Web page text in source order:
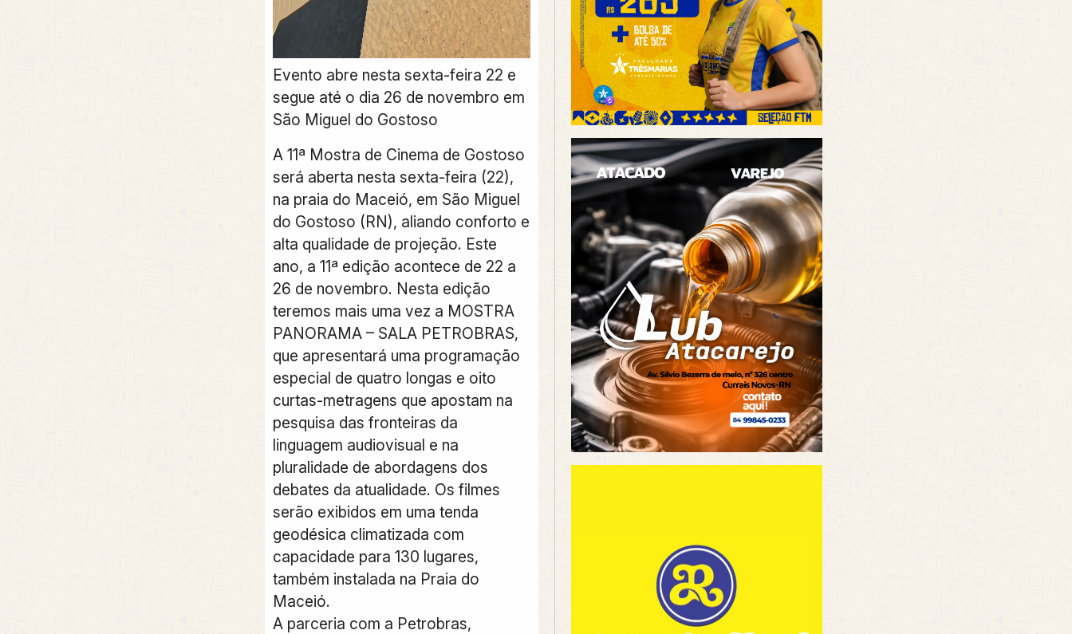
Evento abre nesta sexta-feira 22 e
segue até o dia 26 de novembro em
São Miguel do Gostoso
A 11ª Mostra de Cinema de Gostoso
será aberta nesta sexta-feira (22),
na praia do Maceió, em São Miguel
do Gostoso (RN), aliando conforto e
alta qualidade de projeção. Este
ano, a 11ª edição acontece de 22 a
26 de novembro. Nesta edição
teremos mais uma vez a MOSTRA
PANORAMA – SALA PETROBRAS,
que apresentará uma programação
especial de quatro longas e oito
curtas-metragens que apostam na
pesquisa das fronteiras da
linguagem audiovisual e na
pluralidade de abordagens dos
debates da atualidade. Os filmes
serão exibidos em uma tenda
geodésica climatizada com
capacidade para 130 lugares,
também instalada na Praia do
Maceió.
A parceria com a Petrobras,